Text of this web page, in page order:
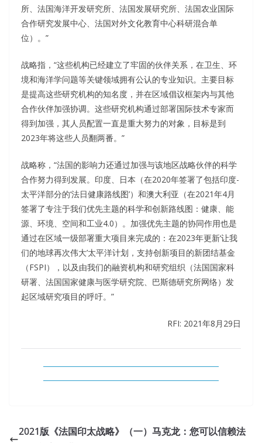
所、法国海洋开发研究所、法国发展研究所、法国农业国际
合作研究发展中心、法国对外文化教育中心科研混合单
位）。”
战略指，“这些机构已经建立了牢固的伙伴关系，在卫生、环
境和海洋学问题等关键领域拥有公认的专业知识。主要目标
是提高这些研究机构的知名度，并在区域倡议框架内与其他
合作伙伴加强协调。这些研究机构通过部署国际技术专家而
得到加强，其人员配置一直是重大努力的对象，目标是到
2023年将这些人员翻两番。”
战略称，“法国的影响力还通过加强与该地区战略伙伴的科学
合作努力得到发展。印度、日本（在2020年签署了包括印度-
太平洋部分的‘法日健康路线图’）和澳大利亚（在2021年4月
签署了专注于我们优先主题的科学和创新路线图：健康、能
源、环境、空间和工业4.0）。加强优先主题的协同作用也是
通过在区域一级部署重大项目来完成的：在2023年更新‘让我
们的地球再次伟大’太平洋计划，支持创新项目的新团结基金
（FSPI），以及由我们的融资机构和研究组织（法国国家科
研署、法国国家健康与医学研究院、巴斯德研究所网络）发
起区域研究项目的呼吁。”
RFI: 2021年8月29日
2021版《法国印太战略》（一）马克龙：您可以信赖法